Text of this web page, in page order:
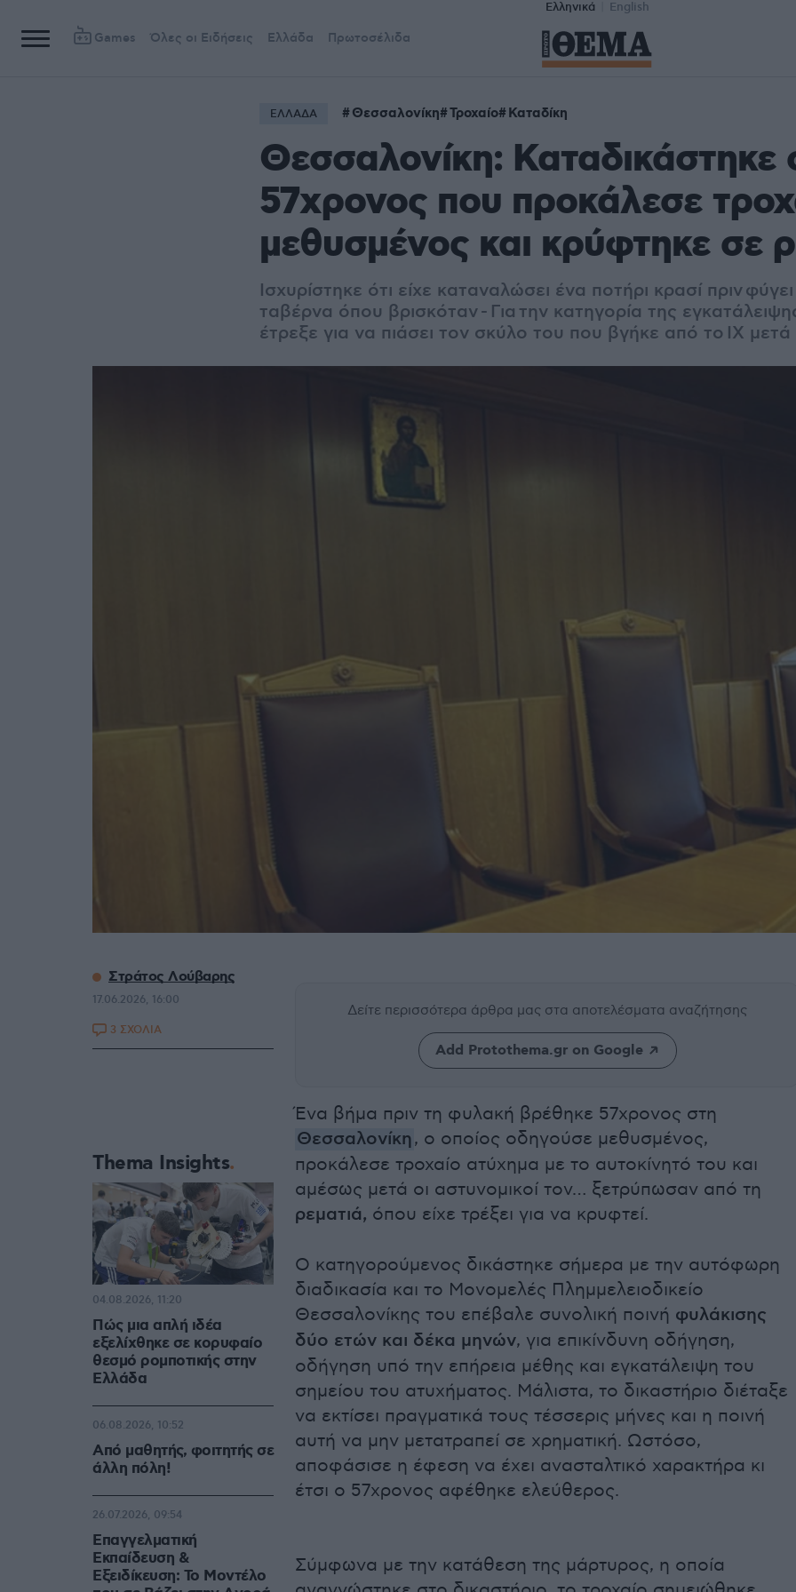
Ελληνικά English
Games Όλες οι Ειδήσεις Ελλάδα Πρωτοσέλιδα
ΕΛΛΑΔΑ Θεσσαλονίκη Τροχαίο Καταδίκη
Θεσσαλονίκη: Καταδικάστηκε
57χρονος που προκάλεσε
μεθυσμένος και κρύφτηκε σε
Ισχυρίστηκε ότι είχε καταναλώσει ένα ποτήρι κρασί πριν
ταβέρνα όπου βρισκόταν - Για την κατηγορία της
έτρεξε για να πιάσει τον σκύλο του που βγήκε από το ΙΧ
Δείτε περισσότερα άρθρα μας στα αποτελέσματα αναζήτησης
Add Protothema.gr on Google
Ένα βήμα πριν τη φυλακή βρέθηκε 57χρονος στη
Θεσσαλονίκη, ο οποίος οδηγούσε μεθυσμένος,
προκάλεσε τροχαίο ατύχημα με το αυτοκίνητό του και
αμέσως μετά οι αστυνομικοί τον… ξετρύπωσαν από τη
ρεματιά, όπου είχε τρέξει για να κρυφτεί.
Ο κατηγορούμενος δικάστηκε σήμερα με την αυτόφωρη
διαδικασία και το Μονομελές Πλημμελειοδικείο
Θεσσαλονίκης του επέβαλε συνολική ποινή φυλάκισης
δύο ετών και δέκα μηνών, για επικίνδυνη οδήγηση,
οδήγηση υπό την επήρεια μέθης και εγκατάλειψη του
σημείου του ατυχήματος. Μάλιστα, το δικαστήριο διέταξε
να εκτίσει πραγματικά τους τέσσερις μήνες και η ποινή
αυτή να μην μετατραπεί σε χρηματική. Ωστόσο,
αποφάσισε η έφεση να έχει ανασταλτικό χαρακτήρα κι
έτσι ο 57χρονος αφέθηκε ελεύθερος.
Σύμφωνα με την κατάθεση της μάρτυρος, η οποία
Στράτος Λούβαρης
17.06.2026, 16:00
3 ΣΧΟΛΙΑ
Thema Insights
Πώς μια απλή ιδέα
εξελίχθηκε σε κορυφαίο
θεσμό ρομποτικής στην
Ελλάδα
04.08.2026, 11:20
Από μαθητής, φοιτητής σε
άλλη πόλη!
06.08.2026, 10:52
Επαγγελματική
Εκπαίδευση &
Εξειδίκευση: Το Mοντέλο
26.07.2026, 09:54